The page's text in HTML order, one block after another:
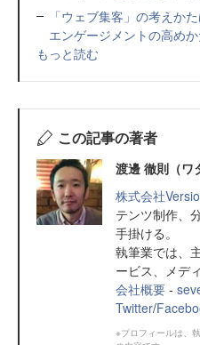
「ウェブ集客」の考えか
エンゲージメントの高めか
もっと読む
この記事の著者
渡邊 徹則（ワ
株式会社
テンツ制作、
手掛ける。
執筆業では、
ービス、メデ
会社概要 -
Twitter/
※プロフィールは、